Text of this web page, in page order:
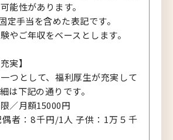
能性があります。
定手当を含めた表記です。
やご年収をベースとします。
実】
つとして、福利厚生が充実して
は下記の通りです。
／月額15000円
者：8千円/1人 子供：1万５千